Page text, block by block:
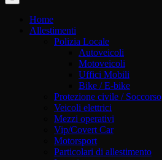
Home
Allestimenti
Polizia Locale
Autoveicoli
Motoveicoli
Uffici Mobili
Bike / E-bike
Protezione civile / Soccorso
Veicoli elettrici
Mezzi operativi
Vip/Covert Car
Motorsport
Particolari di allestimento